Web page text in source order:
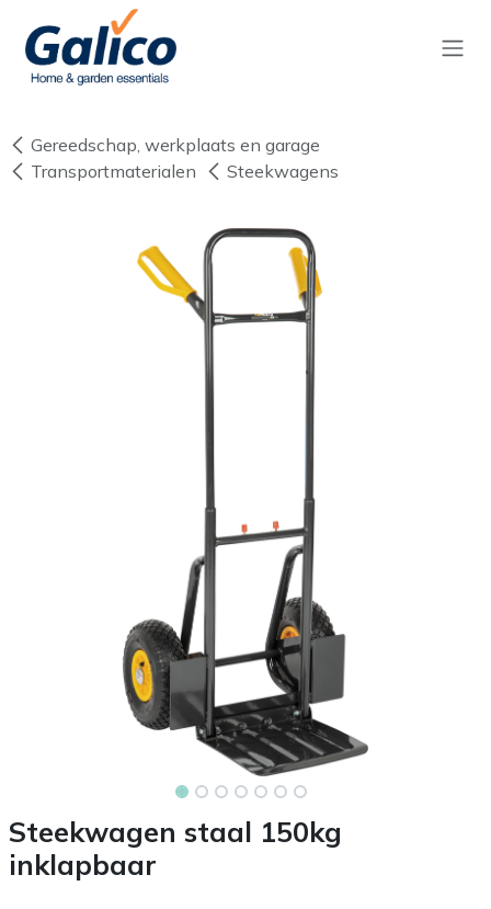
Overslaan naar inhoud
Gereedschap, werkplaats en garage
Transportmaterialen
Steekwagens
Steekwagen staal 150kg
inklapbaar